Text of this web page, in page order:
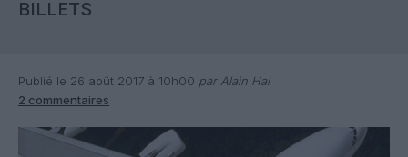
BILLETS
Publié le 26 août 2017 à 10h00 par Alain Hai
2 commentaires